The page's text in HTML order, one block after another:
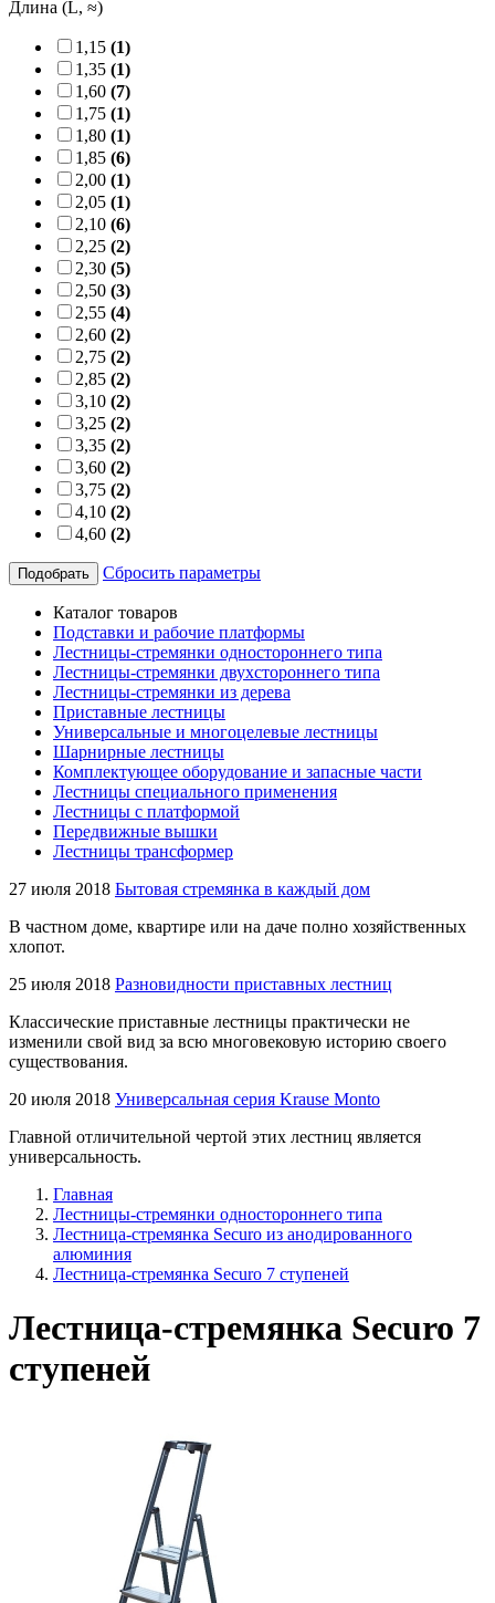
Длина (L, ≈)
1,15 (1)
1,35 (1)
1,60 (7)
1,75 (1)
1,80 (1)
1,85 (6)
2,00 (1)
2,05 (1)
2,10 (6)
2,25 (2)
2,30 (5)
2,50 (3)
2,55 (4)
2,60 (2)
2,75 (2)
2,85 (2)
3,10 (2)
3,25 (2)
3,35 (2)
3,60 (2)
3,75 (2)
4,10 (2)
4,60 (2)
Подобрать Сбросить параметры
Каталог товаров
Подставки и рабочие платформы
Лестницы-стремянки одностороннего типа
Лестницы-стремянки двухстороннего типа
Лестницы-стремянки из дерева
Приставные лестницы
Универсальные и многоцелевые лестницы
Шарнирные лестницы
Комплектующее оборудование и запасные части
Лестницы специального применения
Лестницы с платформой
Передвижные вышки
Лестницы трансформер
27 июля 2018 Бытовая стремянка в каждый дом
В частном доме, квартире или на даче полно хозяйственных
хлопот.
25 июля 2018 Разновидности приставных лестниц
Классические приставные лестницы практически не
изменили свой вид за всю многовековую историю своего
существования.
20 июля 2018 Универсальная серия Krause Monto
Главной отличительной чертой этих лестниц является
универсальность.
Главная
Лестницы-стремянки одностороннего типа
Лестница-стремянка Securo из анодированного
алюминия
Лестница-стремянка Securo 7 ступеней
Лестница-стремянка Securo 7
ступеней